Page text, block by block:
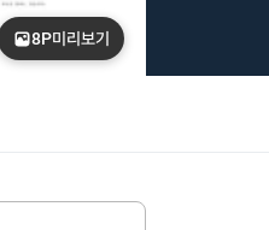
8P미리보기